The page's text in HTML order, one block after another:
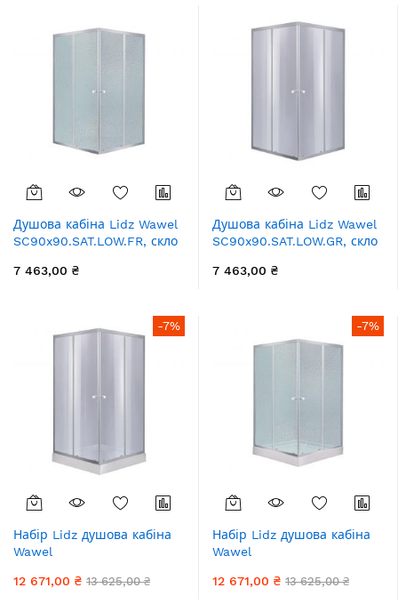
Душова кабіна Lidz Wawel
SC90x90.SAT.LOW.FR, скло
7 463,00 ₴
Душова кабіна Lidz Wawel
SC90x90.SAT.LOW.GR, скло
7 463,00 ₴
-7%
Набір Lidz душова кабіна
Wawel
тоноване 4 мм + піддон
12 671,00 ₴ 13 625,00 ₴
-7%
Набір Lidz душова кабіна
Wawel
Frost 4 мм + піддон Mazur
12 671,00 ₴ 13 625,00 ₴